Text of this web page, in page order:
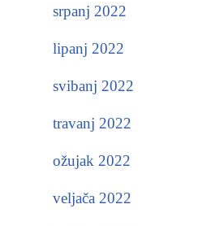
srpanj 2022
lipanj 2022
svibanj 2022
travanj 2022
ožujak 2022
veljača 2022